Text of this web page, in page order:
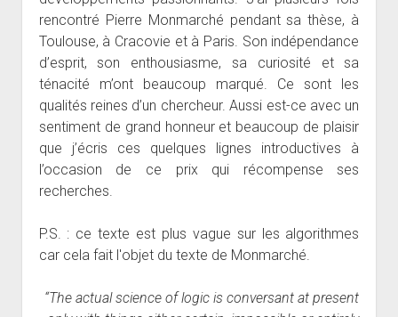
rencontré Pierre Monmarché pendant sa thèse, à
Toulouse, à Cracovie et à Paris. Son indépendance
d’esprit, son enthousiasme, sa curiosité et sa
ténacité m’ont beaucoup marqué. Ce sont les
qualités reines d’un chercheur. Aussi est-ce avec un
sentiment de grand honneur et beaucoup de plaisir
que j’écris ces quelques lignes introductives à
l’occasion de ce prix qui récompense ses
recherches.
P.S. : ce texte est plus vague sur les algorithmes
car cela fait l'objet du texte de Monmarché.
“The actual science of logic is conversant at present